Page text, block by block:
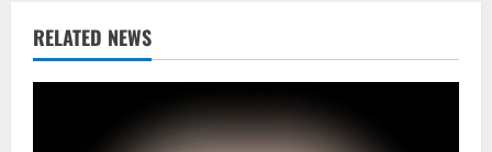
a
v
RELATED NEWS